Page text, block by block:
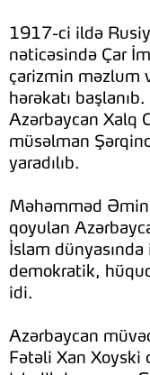
1917-ci ildə
nəticəsində Çar
çarizmin məzlum
hərəkatı
Azərbaycan Xalq
müsəlman
yaradılıb.
Məhəmməd Əmin
qoyulan
İslam
demokratik,
idi.
Azərbaycan
Fətəli Xan